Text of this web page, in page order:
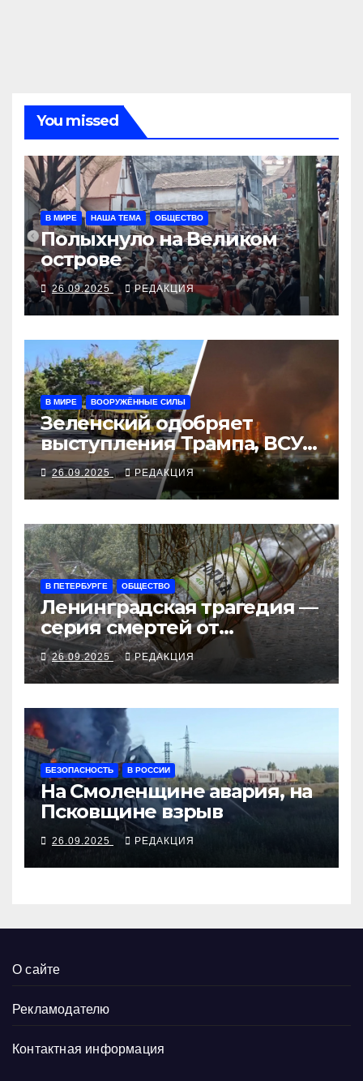
You missed
В МИРЕ НАША ТЕМА ОБЩЕСТВО
Полыхнуло на Великом
острове
26.09.2025 РЕДАКЦИЯ
В МИРЕ ВООРУЖЁННЫЕ СИЛЫ
Зеленский одобряет
выступления Трампа, ВСУ
закрыли Добропольский
рубеж
26.09.2025 РЕДАКЦИЯ
В ПЕТЕРБУРГЕ ОБЩЕСТВО
Ленинградская трагедия —
серия смертей от
алкосуррогата
26.09.2025 РЕДАКЦИЯ
БЕЗОПАСНОСТЬ В РОССИИ
На Смоленщине авария, на
Псковщине взрыв
26.09.2025 РЕДАКЦИЯ
О сайте
Рекламодателю
Контактная информация